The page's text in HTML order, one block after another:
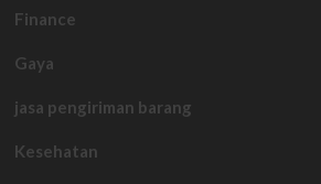
Finance
Gaya
jasa pengiriman barang
Kesehatan